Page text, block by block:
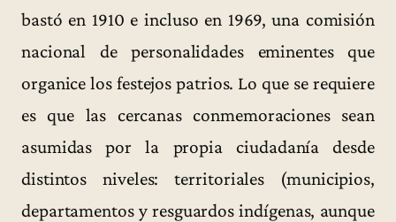
bastó en 1910 e incluso en 1969, una comisión
nacional de personalidades eminentes que
organice los festejos patrios. Lo que se requiere
es que las cercanas conmemoraciones sean
asumidas por la propia ciudadanía desde
distintos niveles: territoriales (municipios,
departamentos y resguardos indígenas, aunque